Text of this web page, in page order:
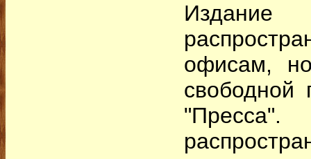
офисам,